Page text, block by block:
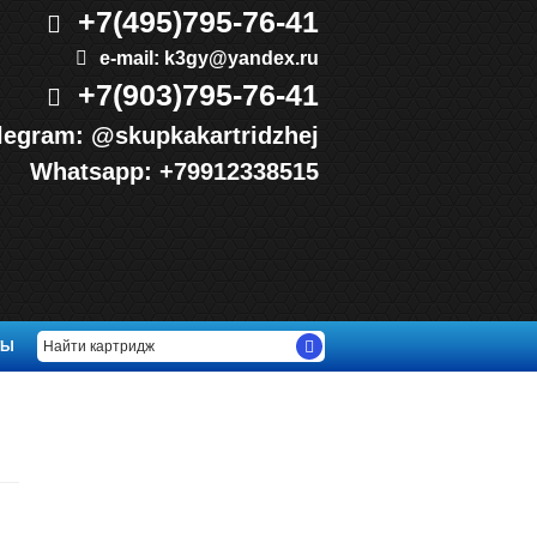
+7(495)795-76-41
e-mail: k3gy@yandex.ru
+7(903)795-76-41
@skupkakartridzhej
Whatsapp: +79912338515